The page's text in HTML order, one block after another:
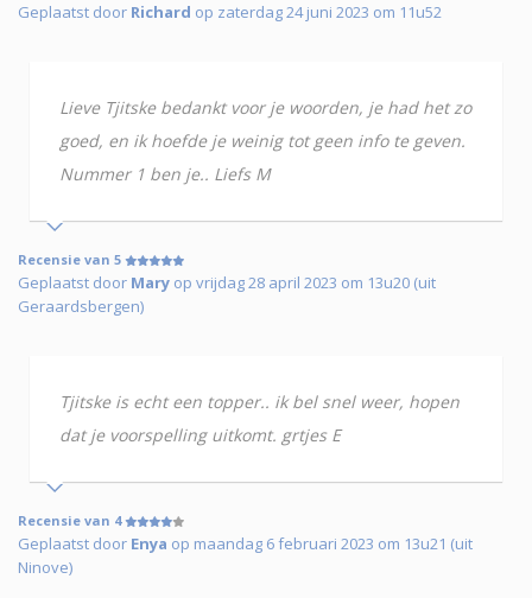
Geplaatst door Richard op zaterdag 24 juni 2023 om 11u52
Lieve Tjitske bedankt voor je woorden, je had het zo
goed, en ik hoefde je weinig tot geen info te geven.
Nummer 1 ben je.. Liefs M
Recensie van 5
Geplaatst door Mary op vrijdag 28 april 2023 om 13u20 (uit
Geraardsbergen)
Tjitske is echt een topper.. ik bel snel weer, hopen
dat je voorspelling uitkomt. grtjes E
Recensie van 4
Geplaatst door Enya op maandag 6 februari 2023 om 13u21 (uit
Ninove)